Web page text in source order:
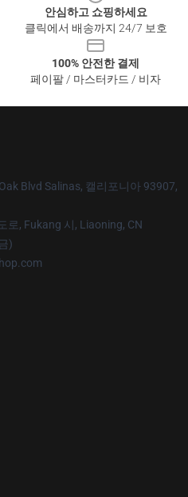
안심하고 쇼핑하세요
클릭에서 배송까지 24/7 보호
100% 안전한 결제
페이팔 / 마스터카드 / 비자
Blvd Salinas, 캘리포니아 93907,
로, Fukang 시, Liaoning, CN
)